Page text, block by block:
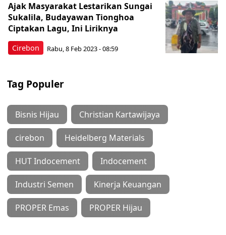
Cirebon
Ajak Masyarakat Lestarikan Sungai
Sukalila, Budayawan Tionghoa
Ciptakan Lagu, Ini Liriknya
Rabu, 8 Feb 2023 - 08:59
Tag Populer
Bisnis Hijau Christian Kartawijaya
cirebon Heidelberg Materials
HUT Indocement Indocement
Industri Semen Kinerja Keuangan
PROPER Emas PROPER Hijau